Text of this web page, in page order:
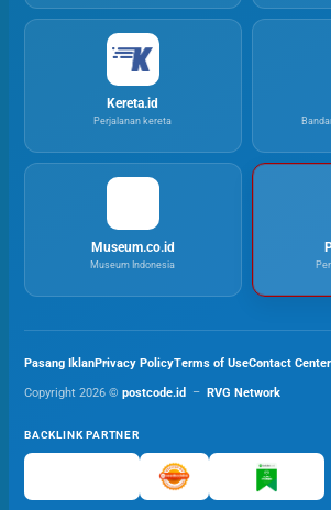
Kereta.id
Perjalanan kereta
Museum.co.id
Museum Indonesia
Pasang IklanPrivacy PolicyTerms of UseContact Center
Copyright 2026 © postcode.id – RVG Network
BACKLINK PARTNER